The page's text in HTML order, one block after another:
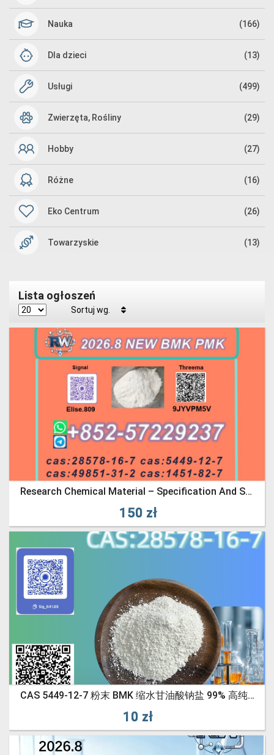
Nauka (166)
Dla dzieci (13)
Usługi (499)
Zwierzęta, Rośliny (29)
Hobby (27)
Różne (16)
Eko Centrum (26)
Towarzyskie (13)
Lista ogłoszeń
Sortuj wg.
Research Chemical Material – Specification And Safety Information 28578-16-7 5449-12-7
150 zł
CAS 5449-12-7 粉末 BMK 缩水甘油酸钠盐 99% 高纯度油 可靠的物流合作伙伴
10 zł